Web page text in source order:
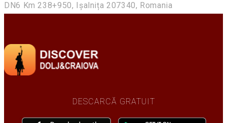
DN6 Km 238+950, Ișalnița 207340, Romania
DESCARCĂ GRATUIT